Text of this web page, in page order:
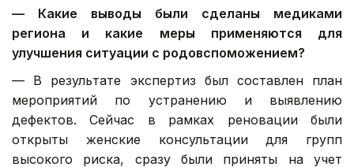
— Какие выводы были сделаны медиками
региона и какие меры применяются для
улучшения ситуации с родовспоможением?
— В результате экспертиз был составлен план
мероприятий по устранению и выявлению
дефектов. Сейчас в рамках реновации были
открыты женские консультации для групп
высокого риска, сразу были приняты на учет